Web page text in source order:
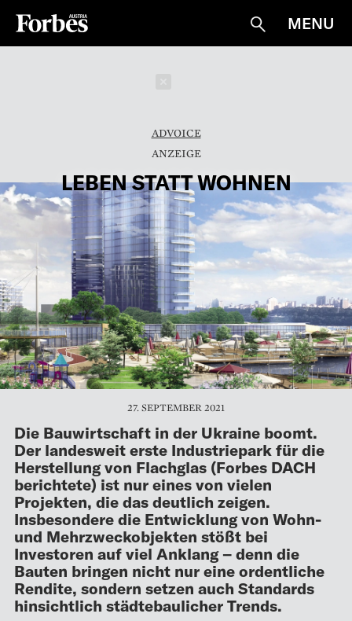
Suche
MENU
ADVOICE
LEBEN STATT WOHNEN
27. SEPTEMBER 2021
Die Bauwirtschaft in der Ukraine boomt.
Der landes­­­weit erste Industriepark für die
Herstellung von Flachglas (Forbes DACH
berichtete) ist nur eines von vielen
Projekten, die das deutlich zeigen.
Insbesondere die Entwicklung von Wohn-
und Mehrzweckobjekten stößt bei
Investoren auf viel Anklang – denn die
Bauten bringen nicht nur eine ordentliche
Rendite, sondern setzen auch Standards
hinsichtlich städtebaulicher Trends.